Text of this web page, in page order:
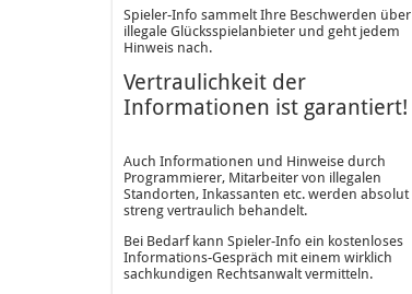
Spieler-Info sammelt Ihre Beschwerden über
illegale Glücksspielanbieter und geht jedem
Hinweis nach.
Vertraulichkeit der
Informationen ist garantiert!
Auch Informationen und Hinweise durch
Programmierer, Mitarbeiter von illegalen
Standorten, Inkassanten etc. werden absolut
streng vertraulich behandelt.
Bei Bedarf kann Spieler-Info ein kostenloses
Informations-Gespräch mit einem wirklich
sachkundigen Rechtsanwalt vermitteln.